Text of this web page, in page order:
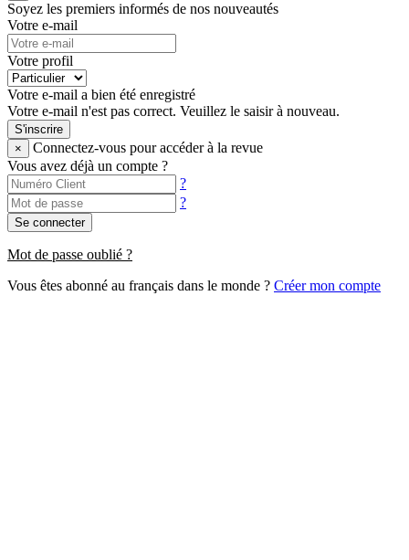
Soyez les premiers informés de nos nouveautés
Votre e-mail
Votre profil
Votre e-mail a bien été enregistré
Votre e-mail n'est pas correct. Veuillez le saisir à nouveau.
S'inscrire
×
Connectez-vous pour accéder à la revue
Vous avez déjà un compte ?
?
?
Se connecter
Mot de passe oublié ?
Vous êtes abonné au français dans le monde ? Créer mon compte